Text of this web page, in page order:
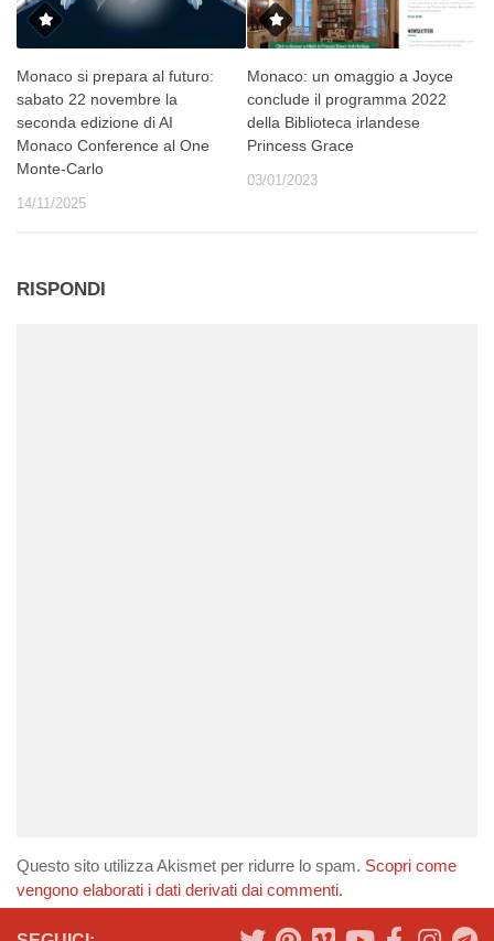
Monaco si prepara al futuro:
sabato 22 novembre la
seconda edizione di AI
Monaco Conference al One
Monte‑Carlo
14/11/2025
Monaco: un omaggio a Joyce
conclude il programma 2022
della Biblioteca irlandese
Princess Grace
03/01/2023
RISPONDI
Questo sito utilizza Akismet per ridurre lo spam. Scopri come
vengono elaborati i dati derivati dai commenti.